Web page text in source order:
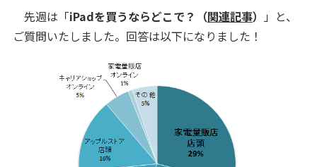
先週は「iPadを買うならどこで？ （関連記事）
」と、
ご質問いたしました。回答は以下になりました！